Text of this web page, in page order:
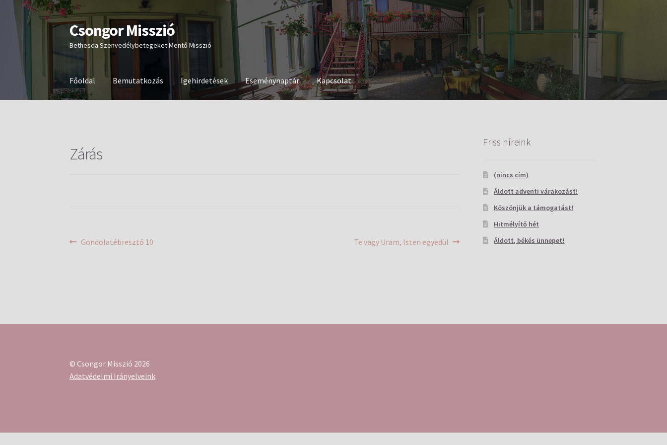
Ugrás
a
navigációhoz
Kilépés
a
tartalomba
Csongor Misszió
Bethesda Szenvedélybetegeket Mentő Misszió
Főoldal Bemutatkozás Igehirdetések Eseménynaptár Kapcsolat
Zárás
Bejegyzés
Previous
Gondolatébresztő 10
Next
Te vagy Uram, Isten egyedül
Friss híreink
(nincs cím)
Áldott adventi várakozást!
Köszönjük a támogatást!
Hitmélyítő hét
Áldott, békés ünnepet!
© Csongor Misszió 2026
Adatvédelmi Irányelveink